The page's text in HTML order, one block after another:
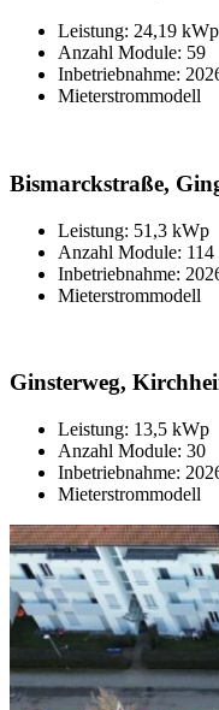
Leistung: 24,19 kWp
Anzahl Module: 59
Inbetriebnahme:
Mieterstrommodell
Bismarckstraße,
Leistung: 51,3 kWp
Anzahl Module: 114
Inbetriebnahme:
Mieterstrommodell
Ginsterweg,
Leistung: 13,5 kWp
Anzahl Module: 30
Inbetriebnahme:
Mieterstrommodell